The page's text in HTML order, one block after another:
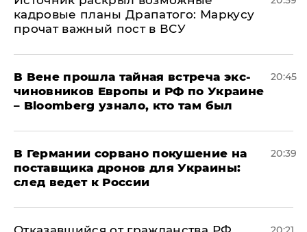
кадровые планы Драпатого: Маркусу
прочат важный пост в ВСУ
В Вене прошла тайная встреча экс-
чиновников Европы и РФ по Украине
– Bloomberg узнало, кто там был
20:45
​В Германии сорвано покушение на
поставщика дронов для Украины:
след ведет к России
20:39